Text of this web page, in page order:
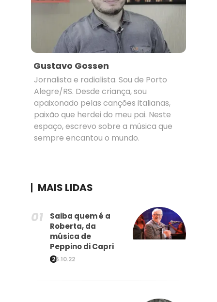
Gustavo Gossen
Jornalista e radialista. Sou de Porto
Alegre/RS. Desde criança, sou
apaixonado pelas canções italianas,
paixão que herdei do meu pai. Neste
espaço, escrevo sobre a música que
sempre encantou o mundo.
MAIS LIDAS
Saiba quem é a
Roberta, da
música de
Peppino di Capri
26.10.22